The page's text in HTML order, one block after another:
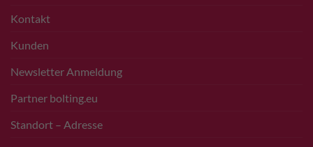
Kontakt
Kunden
Newsletter Anmeldung
Partner bolting.eu
Standort – Adresse